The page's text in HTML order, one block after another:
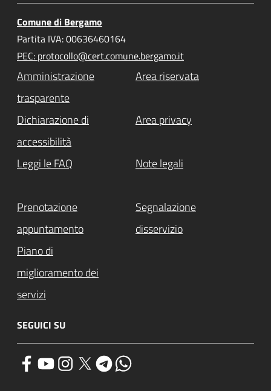
Comune di Bergamo
Partita IVA: 00636460164
PEC: protocollo@cert.comune.bergamo.it
Amministrazione
trasparente
Area riservata
Dichiarazione di
accessibilità
Area privacy
Leggi le FAQ Note legali
Prenotazione
appuntamento
Segnalazione
disservizio
Piano di
miglioramento dei
servizi
SEGUICI SU